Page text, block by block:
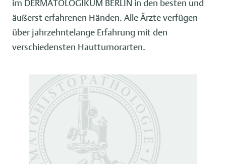
im DERMATOLOGIKUM BERLIN in den besten und
äußerst erfahrenen Händen. Alle Ärzte verfügen
über jahrzehntelange Erfahrung mit den
verschiedensten Hauttumorarten.